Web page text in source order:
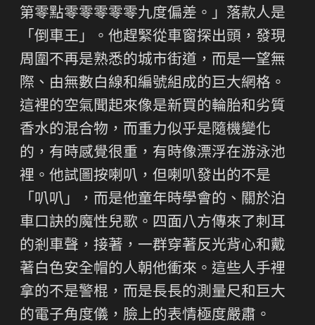
第零點零零零零零九度偏差。」落款人是
「倒車王」。他趕緊從車窗探出頭，發現
周圍不再是熟悉的城市街道，而是一望無
際、由無數白線和編號組成的巨大網格。
這裡的空氣聞起來像是新買的輪胎和劣質
香水的混合物，而重力似乎是隨機變化
的，有時感覺很重，有時像漂浮在游泳池
裡。他試圖按喇叭，但喇叭發出的不是
「叭叭」，而是他童年時學會的、關於泊
車口訣的魔性兒歌。四面八方傳來了刺耳
的剎車聲，接著，一群穿著反光背心和戴
著白色安全帽的人朝他衝來。這些人手裡
拿的不是警棍，而是長長的測量尺和巨大
的電子角度儀，臉上的表情極度嚴肅。